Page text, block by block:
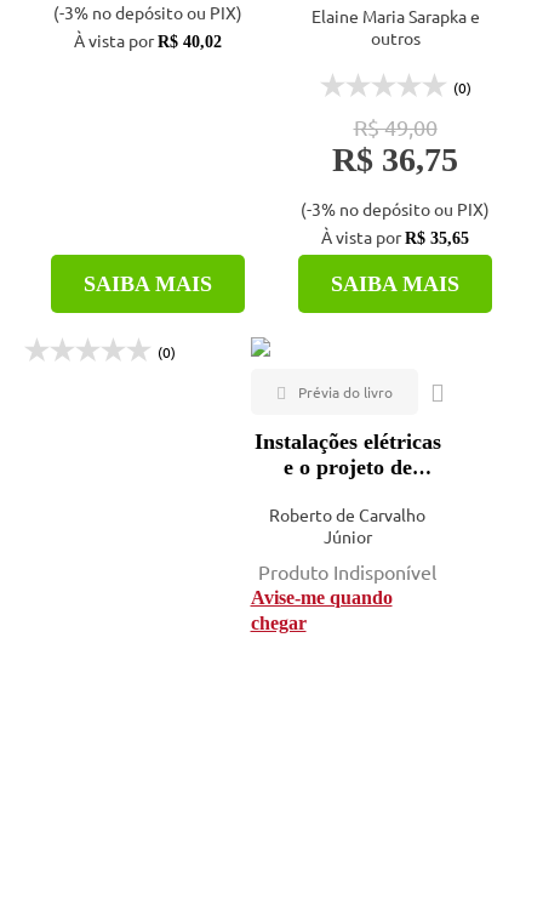
(-3% no depósito ou PIX)
À vista porR$ 40,02
SAIBA MAIS
manual à digital
Elaine Maria Sarapka e
outros
(0)
R$ 49,00
R$ 36,75
(-3% no depósito ou PIX)
À vista porR$ 35,65
SAIBA MAIS
(0)
Instalações elétricas
e o projeto de
Roberto de Carvalho
Júnior
Produto Indisponível
Avise-me quando
chegar